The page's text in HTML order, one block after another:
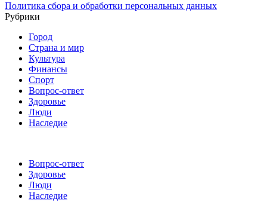
Политика сбора и обработки персональных данных
Рубрики
Город
Страна и мир
Культура
Финансы
Спорт
Вопрос-ответ
Здоровье
Люди
Наследие
Вопрос-ответ
Здоровье
Люди
Наследие